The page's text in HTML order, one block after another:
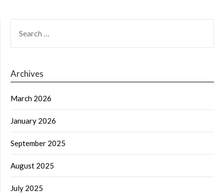
FOR:
Archives
March 2026
January 2026
September 2025
August 2025
July 2025